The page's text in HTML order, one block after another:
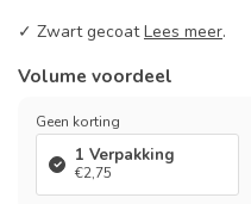
✓ Zwart gecoatLees meer.
Volume voordeel
Geen korting
1 Verpakking
€2,75